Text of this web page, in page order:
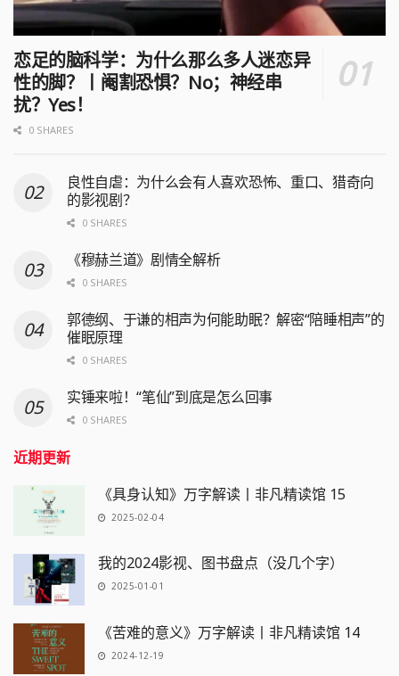
恋足的脑科学：为什么那么多人迷恋异
性的脚？丨阉割恐惧？No；神经串
扰？Yes！
0 SHARES
良性自虐：为什么会有人喜欢恐怖、重口、猎奇向
的影视剧？
0 SHARES
《穆赫兰道》剧情全解析
0 SHARES
郭德纲、于谦的相声为何能助眠？解密“陪睡相声”的
催眠原理
0 SHARES
实锤来啦！“笔仙”到底是怎么回事
0 SHARES
近期更新
《具身认知》万字解读丨非凡精读馆 15
2025-02-04
我的2024影视、图书盘点（没几个字）
2025-01-01
《苦难的意义》万字解读丨非凡精读馆 14
2024-12-19